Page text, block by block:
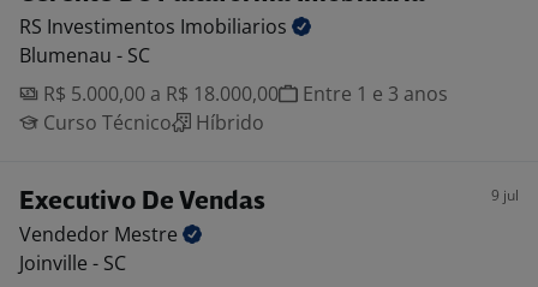
RS Investimentos Imobiliarios
Blumenau - SC
R$ 5.000,00 a R$ 18.000,00
Entre 1 e 3 anos
Curso Técnico
Híbrido
Executivo De Vendas 9 jul
Vendedor Mestre
Joinville - SC